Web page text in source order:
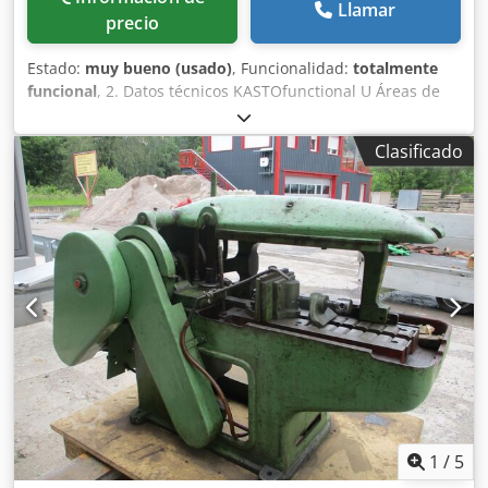
precio
Llamar
Estado: muy bueno (usado), Funcionalidad: totalmente
funcional, 2. Datos técnicos KASTOfunctional U Áreas de
corte: Área de corte 90° redondo: 260 mm Área de corte
90° plano (ancho x alto): 300 x 260 mm Área de corte 90°
cuadrado: 260 x 260 mm Área de corte +45° redondo: 200
mm Área de corte +45° plano (ancho x alto): 200 x 240 mm
Área de corte +45° cuadrado: 200 x 200 mm Área de corte
+60° redondo: 165 mm Área de corte +60° plano (ancho x
alto): 160 x 120 mm Área de corte +60° cuadrado: 150 x 150
mm Área de corte -45° redondo: 200 mm Área de corte
-45° plano (ancho x alto): 200 x 240 mm Área de corte -45°
cuadrado: 200 x 200 mm Dimensiones y pesos: Longitud:
1.014 mm Anchura: 1.826 mm Altura, parte superior
bajada: 1.462 mm Altura, parte superior elevada: 1.899
mm Altura de la mesa de apoyo del material: 950 mm Peso
total: 510 kg Características técnicas: Año de fabricación:
2000 Potencia total instalada: 2 kW Motor de sierra: 1,5 kW
Velocidad de corte: 30-75 m/min, regulable sin
escalonamientos Dimensiones de la cinta de sierra: 2910 x
Clasificado
1 / 5